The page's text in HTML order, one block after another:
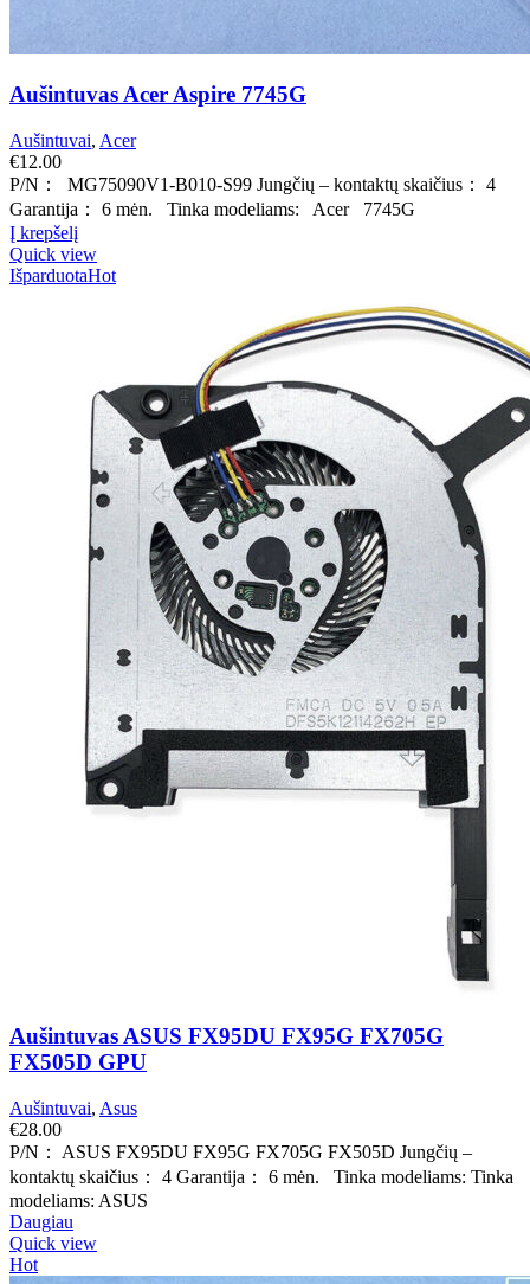
Aušintuvas Acer Aspire 7745G
Aušintuvai, Acer
€12.00
P/N： MG75090V1-B010-S99 Jungčių – kontaktų skaičius： 4
Garantija： 6 mėn. Tinka modeliams: Acer 7745G
Į krepšelį
Quick view
IšparduotaHot
Aušintuvas ASUS FX95DU FX95G FX705G
FX505D GPU
Aušintuvai, Asus
€28.00
P/N： ASUS FX95DU FX95G FX705G FX505D Jungčių –
kontaktų skaičius： 4 Garantija： 6 mėn. Tinka modeliams: Tinka
modeliams: ASUS
Daugiau
Quick view
Hot